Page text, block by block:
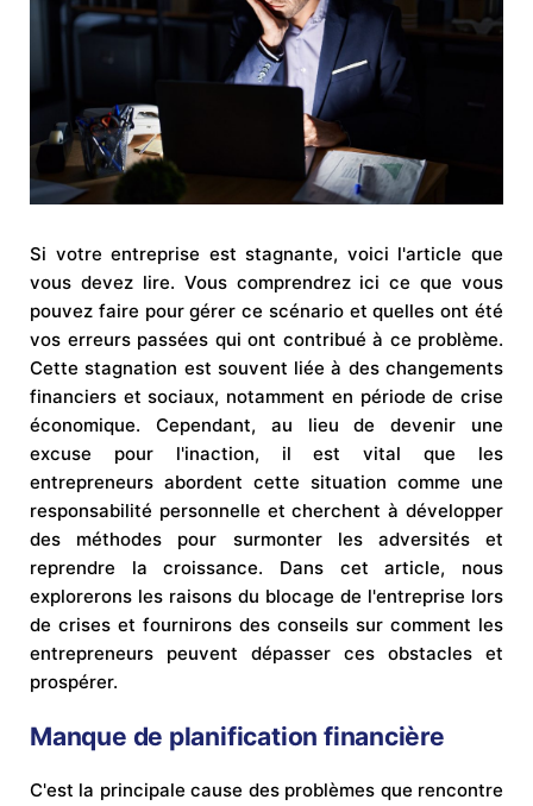
Si votre entreprise est stagnante, voici l'article que
vous devez lire. Vous comprendrez ici ce que vous
pouvez faire pour gérer ce scénario et quelles ont été
vos erreurs passées qui ont contribué à ce problème.
Cette stagnation est souvent liée à des changements
financiers et sociaux, notamment en période de crise
économique. Cependant, au lieu de devenir une
excuse pour l'inaction, il est vital que les
entrepreneurs abordent cette situation comme une
responsabilité personnelle et cherchent à développer
des méthodes pour surmonter les adversités et
reprendre la croissance. Dans cet article, nous
explorerons les raisons du blocage de l'entreprise lors
de crises et fournirons des conseils sur comment les
entrepreneurs peuvent dépasser ces obstacles et
prospérer.
Manque de planification financière
C'est la principale cause des problèmes que rencontre